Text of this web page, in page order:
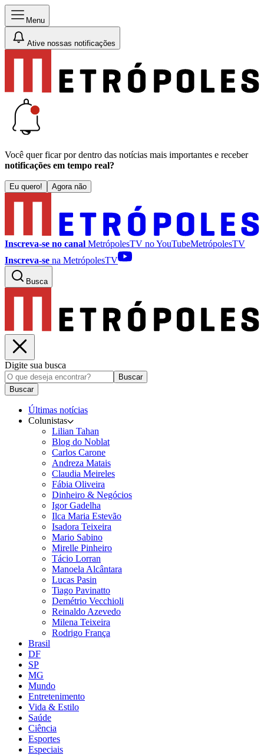
Menu
Ative nossas notificações
Você quer ficar por dentro das notícias mais importantes e receber
notificações em tempo real?
Eu quero! Agora não
Inscreva-se no canal MetrópolesTV noYouTubeMetrópolesTV
Inscreva-se na MetrópolesTV
Busca
Digite sua busca
Buscar
Buscar
Últimas notícias
Colunistas
Lilian Tahan
Blog do Noblat
Carlos Carone
Andreza Matais
Claudia Meireles
Fábia Oliveira
Dinheiro & Negócios
Igor Gadelha
Ilca Maria Estevão
Isadora Teixeira
Mario Sabino
Mirelle Pinheiro
Tácio Lorran
Manoela Alcântara
Lucas Pasin
Tiago Pavinatto
Demétrio Vecchioli
Reinaldo Azevedo
Milena Teixeira
Rodrigo França
Brasil
DF
SP
MG
Mundo
Entretenimento
Vida & Estilo
Saúde
Ciência
Esportes
Especiais